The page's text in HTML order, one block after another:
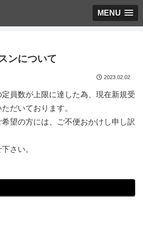
MENU
ンについて
2023.02.02
員数が上限に達した為、現在新規受
だいております。
望の方には、ご不便おかけし申し訳
さい。